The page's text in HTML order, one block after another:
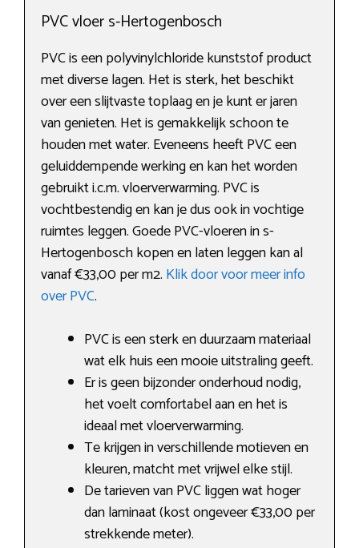
PVC vloer s-Hertogenbosch
PVC is een polyvinylchloride kunststof product
met diverse lagen. Het is sterk, het beschikt
over een slijtvaste toplaag en je kunt er jaren
van genieten. Het is gemakkelijk schoon te
houden met water. Eveneens heeft PVC een
geluiddempende werking en kan het worden
gebruikt i.c.m. vloerverwarming. PVC is
vochtbestendig en kan je dus ook in vochtige
ruimtes leggen. Goede PVC-vloeren in s-
Hertogenbosch kopen en laten leggen kan al
vanaf €33,00 per m2. Klik door voor meer info
over PVC.
PVC is een sterk en duurzaam materiaal
wat elk huis een mooie uitstraling geeft.
Er is geen bijzonder onderhoud nodig,
het voelt comfortabel aan en het is
ideaal met vloerverwarming.
Te krijgen in verschillende motieven en
kleuren, matcht met vrijwel elke stijl.
De tarieven van PVC liggen wat hoger
dan laminaat (kost ongeveer €33,00 per
strekkende meter).